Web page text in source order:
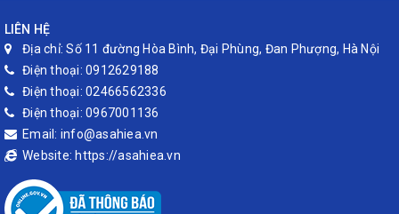
LIÊN HỆ
Địa chỉ: Số 11 đường Hòa Bình, Đại Phùng, Đan Phượng, Hà Nội
Điện thoại: 0912629188
Điện thoại: 02466562336
Điện thoại: 0967001136
Email: info@asahiea.vn
Website: https://asahiea.vn